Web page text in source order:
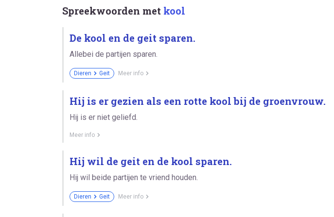
Spreekwoorden met kool
De kool en de geit sparen.
Allebei de partijen sparen.
Dieren Geit Meer info
Hij is er gezien als een rotte kool bij de groenvrouw.
Hij is er niet geliefd.
Meer info
Hij wil de geit en de kool sparen.
Hij wil beide partijen te vriend houden.
Dieren Geit Meer info